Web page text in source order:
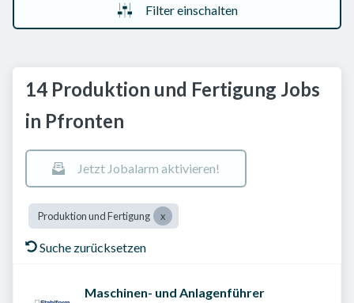
Filter einschalten
14 Produktion und Fertigung Jobs
in Pfronten
Jetzt Jobalarm aktivieren!
Produktion und Fertigung
Suche zurücksetzen
Maschinen- und Anlagenführer